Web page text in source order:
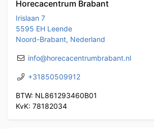
Horecacentrum Brabant
Irislaan 7
5595 EH Leende
Noord-Brabant, Nederland
info@horecacentrumbrabant.nl
+31850509912
BTW: NL861293460B01
KvK: 78182034